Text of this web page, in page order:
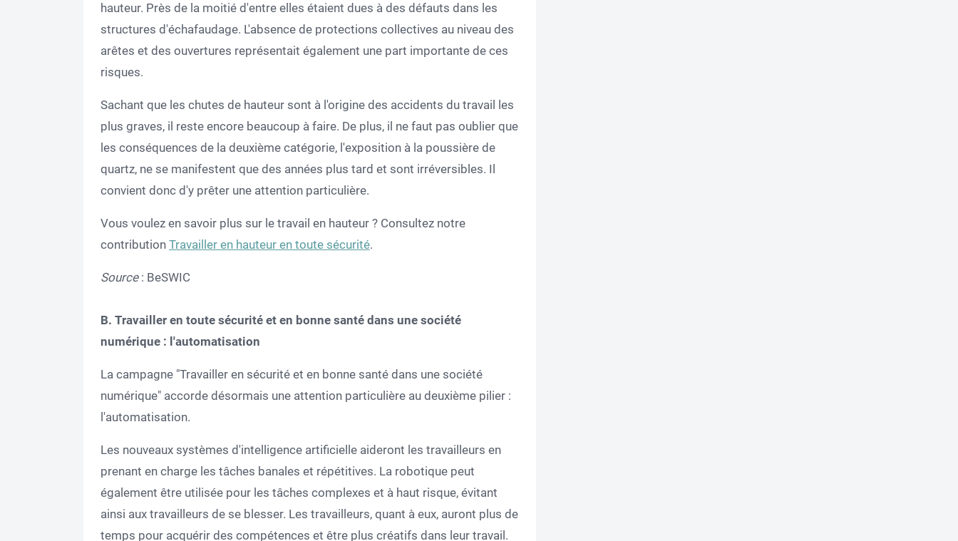
hauteur. Près de la moitié d'entre elles étaient dues à des défauts dans les
structures d'échafaudage. L'absence de protections collectives au niveau des
arêtes et des ouvertures représentait également une part importante de ces
risques.
Sachant que les chutes de hauteur sont à l'origine des accidents du travail les
plus graves, il reste encore beaucoup à faire. De plus, il ne faut pas oublier que
les conséquences de la deuxième catégorie, l'exposition à la poussière de
quartz, ne se manifestent que des années plus tard et sont irréversibles. Il
convient donc d'y prêter une attention particulière.
Vous voulez en savoir plus sur le travail en hauteur ? Consultez notre
contribution Travailler en hauteur en toute sécurité.
Source: BeSWIC
B. Travailler en toute sécurité et en bonne santé dans une société
numérique : l'automatisation
La campagne "Travailler en sécurité et en bonne santé dans une société
numérique" accorde désormais une attention particulière au deuxième pilier :
l'automatisation.
Les nouveaux systèmes d'intelligence artificielle aideront les travailleurs en
prenant en charge les tâches banales et répétitives. La robotique peut
également être utilisée pour les tâches complexes et à haut risque, évitant
ainsi aux travailleurs de se blesser. Les travailleurs, quant à eux, auront plus de
temps pour acquérir des compétences et être plus créatifs dans leur travail.